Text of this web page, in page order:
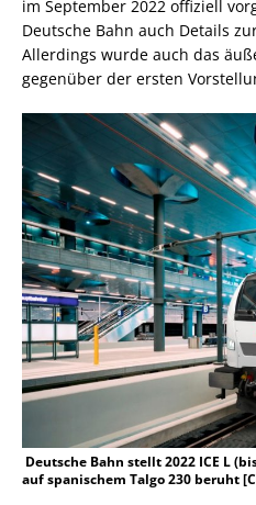
im September 2022 offiziell
Deutsche Bahn auch Details
Allerdings wurde auch das
gegenüber der ersten
Deutsche Bahn stellt 2022 ICE L
auf spanischem Talgo 230 beruht